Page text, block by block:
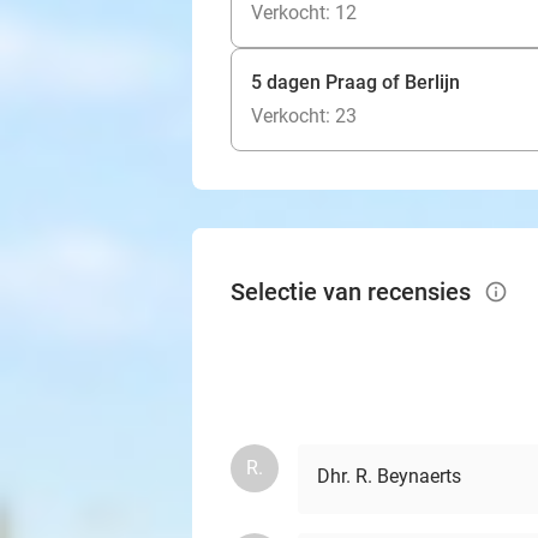
Verkocht: 12
5 dagen Praag of Berlijn
Verkocht: 23
Selectie van recensies info_outlined
R. Dhr. R. Beynaerts